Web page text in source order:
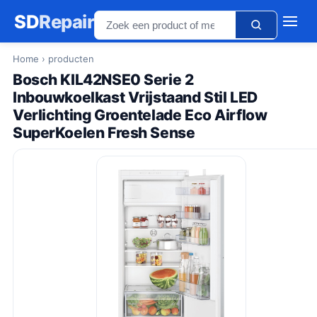
SDRepair
Home › producten
Bosch KIL42NSE0 Serie 2
Inbouwkoelkast Vrijstaand Stil LED
Verlichting Groentelade Eco Airflow
SuperKoelen Fresh Sense